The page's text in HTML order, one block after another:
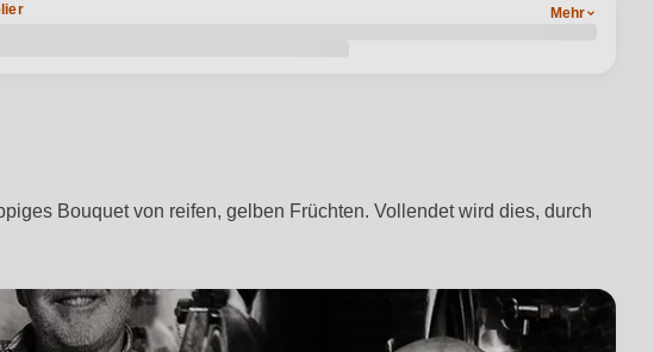
Mehr
Bouquet von reifen, gelben Früchten. Vollendet wird dies, durch